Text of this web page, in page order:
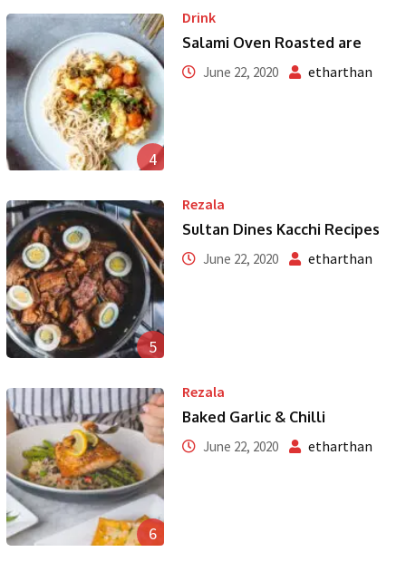
4
Drink
Salami Oven Roasted are
June 22, 2020 etharthan
5
Rezala
Sultan Dines Kacchi Recipes
June 22, 2020 etharthan
6
Rezala
Baked Garlic & Chilli
June 22, 2020 etharthan